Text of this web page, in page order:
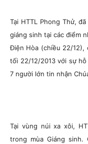
Tại HTTL Phong Thử,
giáng sinh tại các điểm
Điện Hòa (chiều 22/12),
tối 22/12/2013 với sự
7 người lớn tin nhận
Tại vùng núi xa xôi,
trong mùa Giáng sinh.